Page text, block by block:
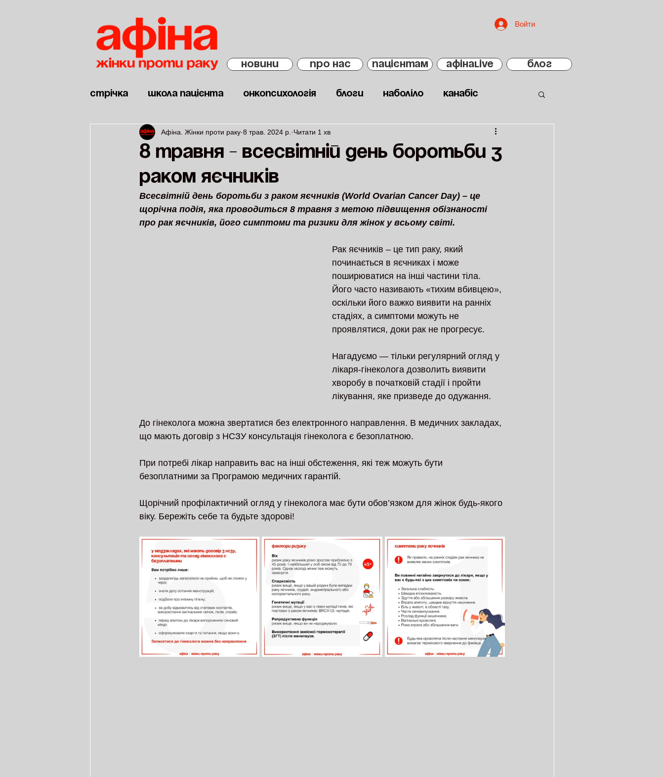
Войти
НОВИНИ ПРО НАС ПАЦІЄНТАМ АфінаLIVE БЛОГ
Стрічка Школа пацієнта Онкопсихологія Блоги Наболіло Канабіс
Новини Дві війни
8 травня - всесвітній день боротьби з
раком яєчників
Афіна. Жінки проти раку 8 трав. 2024 р. Читати 1 хв
Всесвітній день боротьби з раком яєчників (World Ovarian Cancer Day) – це
щорічна подія, яка проводиться 8 травня з метою підвищення обізнаності
про рак яєчників, його симптоми та ризики для жінок у всьому світі.
Рак яєчників – це тип раку, який
починається в яєчниках і може
поширюватися на інші частини тіла.
Його часто називають «тихим вбивцею»,
оскільки його важко виявити на ранніх
стадіях, а симптоми можуть не
проявлятися, доки рак не прогресує.
Нагадуємо — тільки регулярний огляд у
лікаря-гінеколога дозволить виявити
хворобу в початковій стадії і пройти
лікування, яке призведе до одужання.
До гінеколога можна звертатися без електронного направлення. В медичних закладах,
що мають договір з НСЗУ консультація гінеколога є безоплатною.
При потребі лікар направить вас на інші обстеження, які теж можуть бути
безоплатними за Програмою медичних гарантій.
Щорічний профілактичний огляд у гінеколога має бути обов’язком для жінок будь-якого
віку. Бережіть себе та будьте здорові!